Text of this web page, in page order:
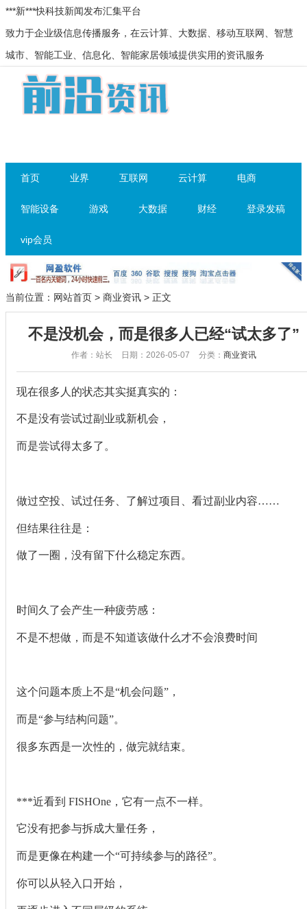
***新***快科技新闻发布汇集平台
致力于企业级信息传播服务，在云计算、大数据、移动互联网、智慧
城市、智能工业、信息化、智能家居领域提供实用的资讯服务
首页 业界 互联网 云计算 电商
智能设备 游戏 大数据 财经 登录发稿
vip会员
当前位置： 网站首页 > 商业资讯 > 正文
不是没机会，而是很多人已经“试太多了”
作者：站长 日期：2026-05-07 分类： 商业资讯
现在很多人的状态其实挺真实的：
不是没有尝试过副业或新机会，
而是尝试得太多了。
做过空投、试过任务、了解过项目、看过副业内容……
但结果往往是：
做了一圈，没有留下什么稳定东西。
时间久了会产生一种疲劳感：
不是不想做，而是不知道该做什么才不会浪费时间
这个问题本质上不是“机会问题”，
而是“参与结构问题”。
很多东西是一次性的，做完就结束。
***近看到 FISHOne，它有一点不一样。
它没有把参与拆成大量任务，
而是更像在构建一个“可持续参与的路径”。
你可以从轻入口开始，